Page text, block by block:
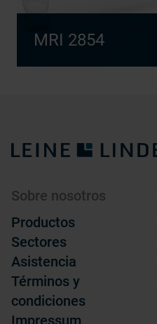
MRI 2854
Sobre nosotros
Productos
Sectores
Asistencia
Términos y
condiciones
Impressum